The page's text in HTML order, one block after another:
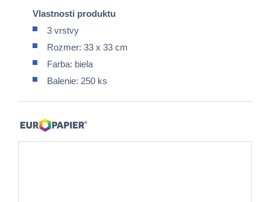
Vlastnosti produktu
3 vrstvy
Rozmer: 33 x 33 cm
Farba: biela
Balenie: 250 ks